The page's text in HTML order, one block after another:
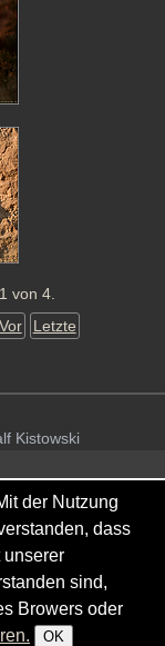
von 4.
Vor Letzte
Kistowski
der Nutzung
dass
unserer
sind,
Browers oder
OK